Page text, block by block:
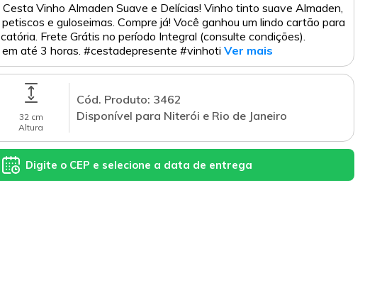
Vinho Almaden Suave e Delícias! Vinho tinto suave Almaden,
e guloseimas. Compre já! Você ganhou um lindo cartão para
Frete Grátis no período Integral (consulte condições).
até 3 horas. #cestadepresente #vinhoti Ver mais
32 cm
Altura
Cód. Produto: 3462
Disponível para Niterói e Rio de Janeiro
Digite o CEP e selecione a data de entrega